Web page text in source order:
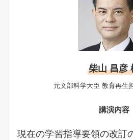
柴山 昌彦
元文部科学大臣 教育再生
講演内容
現在の学習指導要領の改訂